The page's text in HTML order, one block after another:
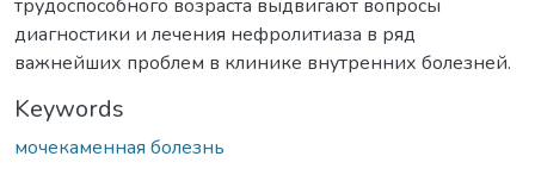
трудоспособного возраста выдвигают вопросы
диагностики и лечения нефролитиаза в ряд
важнейших проблем в клинике внутренних болезней.
Keywords
мочекаменная болезнь